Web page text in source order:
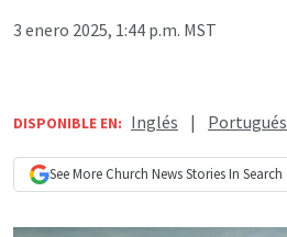
3 enero 2025, 1:44 p.m. MST
DISPONIBLE EN: Inglés | Portugués
See More Church NewsStories In Search